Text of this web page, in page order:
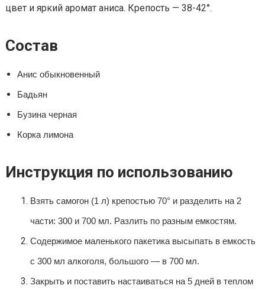
цвет и яркий аромат аниса. Крепость — 38-42°.
Состав
Анис обыкновенный
Бадьян
Бузина черная
Корка лимона
Инструкция по использованию
Взять самогон (1 л) крепостью 70° и разделить на 2
части: 300 и 700 мл. Разлить по разным емкостям.
Содержимое маленького пакетика высыпать в емкость
с 300 мл алкоголя, большого — в 700 мл.
Закрыть и поставить настаиваться на 5 дней в теплом